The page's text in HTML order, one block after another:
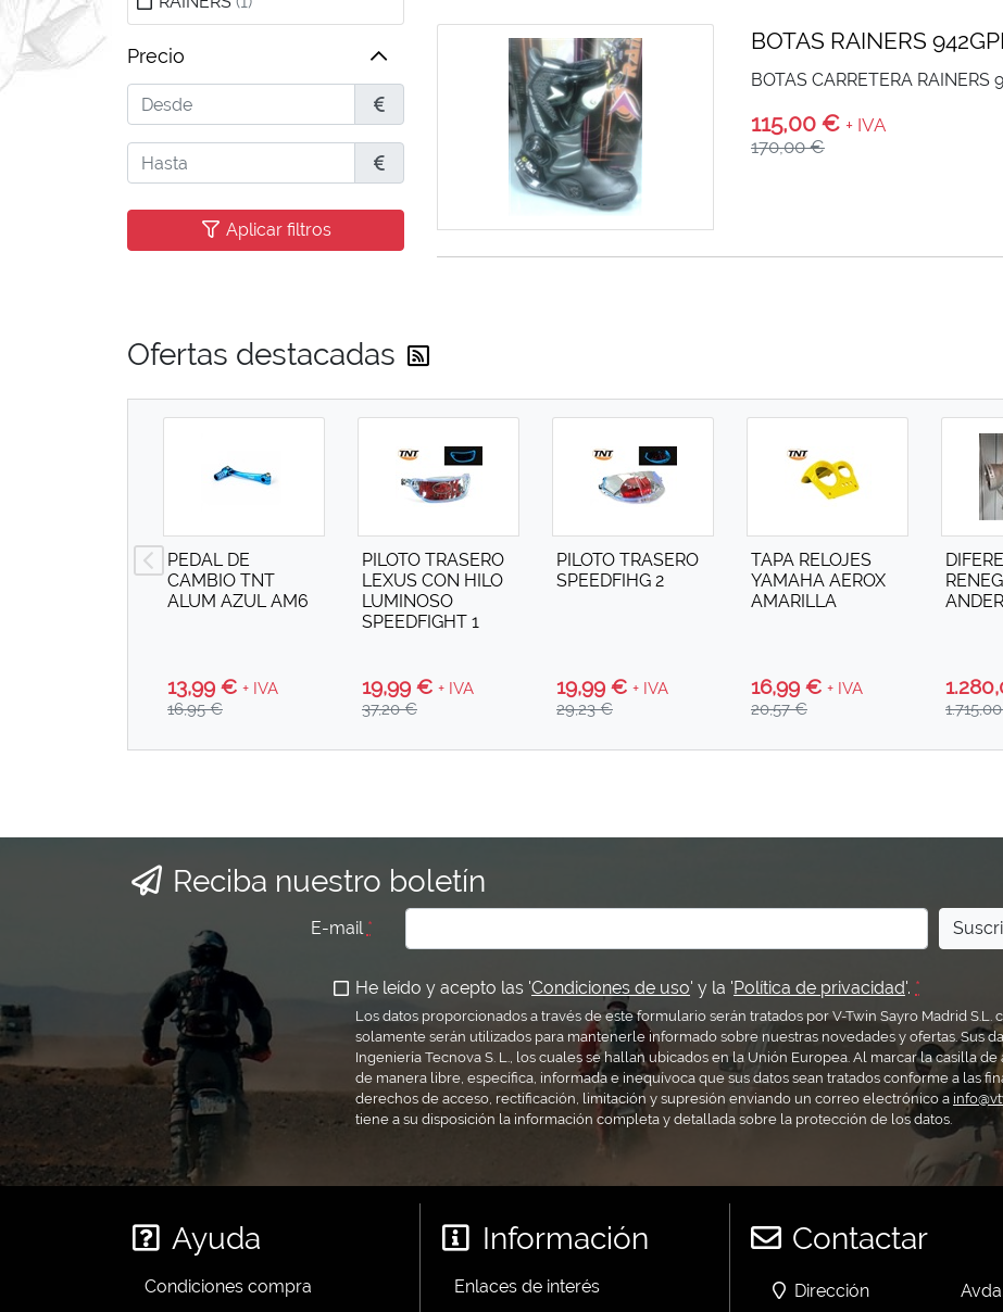
Precio
Desde
€
Hasta
€
Aplicar filtros
BOTAS RAINERS
BOTAS CARRETERA RAINERS
115,00 € + IVA
170,00 €
Ofertas destacadas
PEDAL DE
CAMBIO TNT
ALUM AZUL AM6
13,99 € + IVA
16,95 €
PILOTO TRASERO
LEXUS CON HILO
LUMINOSO
SPEEDFIGHT 1
19,99 € + IVA
37,20 €
PILOTO TRASERO
SPEEDFIHG 2
19,99 € + IVA
29,23 €
TAPA RELOJES
YAMAHA AEROX
AMARILLA
16,99 € + IVA
20,57 €
ANDER
Reciba nuestro boletín
E-mail *
He leído y acepto las 'Condiciones de uso' y la 'Política de privacidad'. *
Los datos proporcionados a través de este formulario serán tratados por V-Twin Sayro Madrid
solamente serán utilizados para mantenerle informado sobre nuestras novedades y ofertas. Sus
Ingeniería Tecnova S. L., los cuales se hallan ubicados en la Unión Europea. Al marcar la casilla
de manera libre, específica, informada e inequívoca que sus datos sean tratados conforme a las
derechos de acceso, rectificación, limitación y supresión enviando un correo electrónico a
tiene a su disposición la información completa y detallada sobre la protección de los datos.
Ayuda
Condiciones compra
Información
Enlaces de interés
Contactar
Dirección